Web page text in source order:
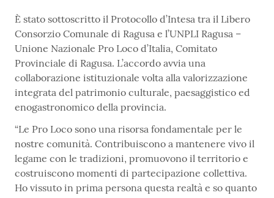
È stato sottoscritto il Protocollo d’Intesa tra il Libero
Consorzio Comunale di Ragusa e l’UNPLI Ragusa –
Unione Nazionale Pro Loco d’Italia, Comitato
Provinciale di Ragusa. L’accordo avvia una
collaborazione istituzionale volta alla valorizzazione
integrata del patrimonio culturale, paesaggistico ed
enogastronomico della provincia.
“Le Pro Loco sono una risorsa fondamentale per le
nostre comunità. Contribuiscono a mantenere vivo il
legame con le tradizioni, promuovono il territorio e
costruiscono momenti di partecipazione collettiva.
Ho vissuto in prima persona questa realtà e so quanto